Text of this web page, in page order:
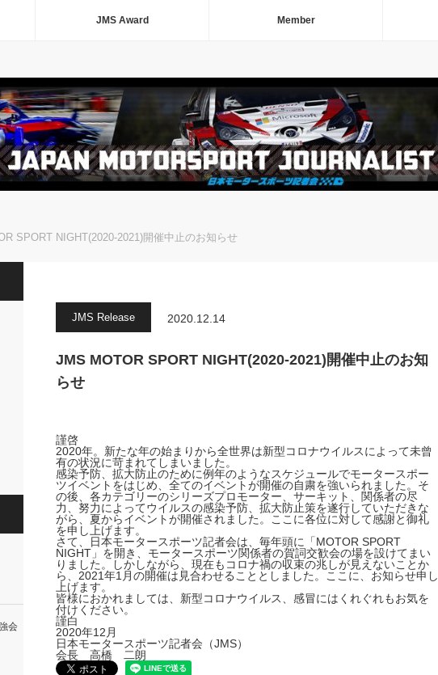
JMS Award Member
SPORT NIGHT(2020-2021)開催中止のお知らせ
JMS Release 2020.12.14
JMS MOTOR SPORT NIGHT(2020-2021)開催中止のお知
らせ
謹啓
2020年。新たな年の始まりから全世界は新型コロナウイルスによって未曾
有の状況に苛まれてしまいました。
感染予防、拡大防止のために例年のようなスケジュールでモータースポー
ツイベントをはじめ、全てのイベントが開催の自粛を強いられました。そ
の後、各カテゴリーのシリーズプロモーター、サーキット、関係者の尽
力、努力によってウイルスの感染予防、拡大防止策を遂行していただきな
がら、夏からイベントが開催されました。ここに各位に対して感謝と御礼
を申し上げます。
さて、日本モータースポーツ記者会は、毎年頭に「MOTOR SPORT
NIGHT」を開き、モータースポーツ関係者の賀詞交歓会の場を設けてまい
りました。しかしながら、現在もコロナ禍の収束の兆しが見えないことか
ら、2021年1月の開催は見合わせることとしました。ここに、お知らせ申し
上げます。
皆様におかれましては、新型コロナウイルス、感冒にはくれぐれもお気を
付けください。
謹白
2020年12月
日本モータースポーツ記者会（JMS）
会長 高橋 二朗
会